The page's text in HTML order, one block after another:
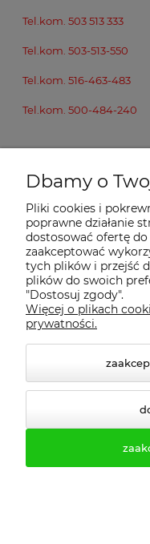
Tel.kom. 503 513 333
Tel.kom. 503-513-550
Tel.kom. 516-463-483
Tel.kom. 500-484-240
fax. (61) 623-24-77
Darmowa
Kup więcej i
szczegóły
dziale handlowym.
Darmowa
Dbamy o
Pliki cookies i
poprawne działanie
dostosować ofertę
zaakceptować
tych plików i przejść
plików do swoich
"Dostosuj zgody".
Więcej o plikach
prywatności.